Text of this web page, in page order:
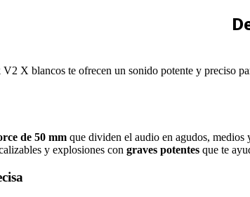
X blancos te ofrecen un sonido potente y preciso
de 50 mm que dividen el audio en agudos, medios
y explosiones con graves potentes que te